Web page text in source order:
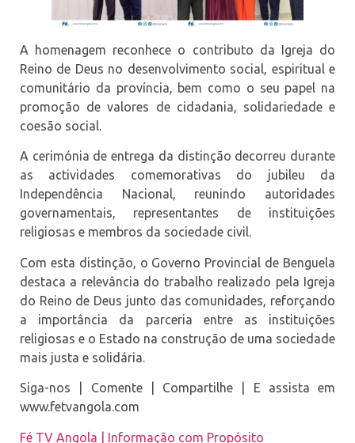
A homenagem reconhece o contributo da Igreja do
Reino de Deus no desenvolvimento social, espiritual e
comunitário da província, bem como o seu papel na
promoção de valores de cidadania, solidariedade e
coesão social.
A cerimónia de entrega da distinção decorreu durante
as actividades comemorativas do jubileu da
Independência Nacional, reunindo autoridades
governamentais, representantes de instituições
religiosas e membros da sociedade civil.
Com esta distinção, o Governo Provincial de Benguela
destaca a relevância do trabalho realizado pela Igreja
do Reino de Deus junto das comunidades, reforçando
a importância da parceria entre as instituições
religiosas e o Estado na construção de uma sociedade
mais justa e solidária.
Siga-nos | Comente | Compartilhe | E assista em
www.fetvangola.com
Fé TV Angola | Informação com Propósito